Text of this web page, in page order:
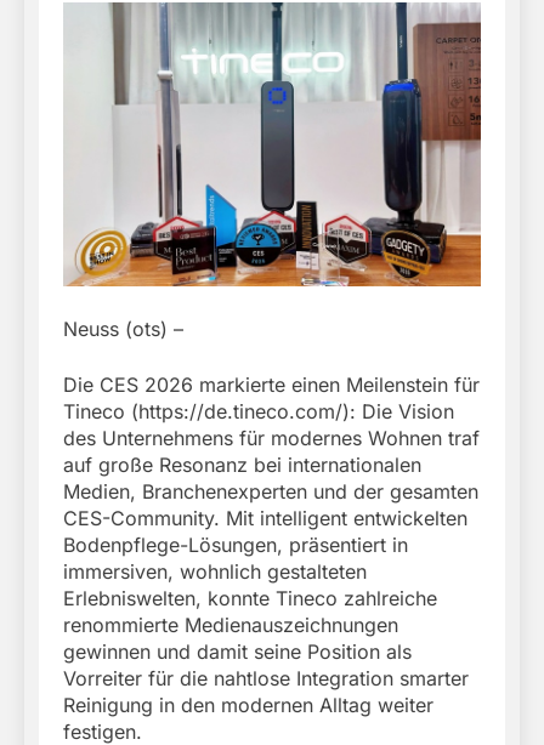
Neuss (ots) –
Die CES 2026 markierte einen Meilenstein für
Tineco (https://de.tineco.com/): Die Vision
des Unternehmens für modernes Wohnen traf
auf große Resonanz bei internationalen
Medien, Branchenexperten und der gesamten
CES-Community. Mit intelligent entwickelten
Bodenpflege-Lösungen, präsentiert in
immersiven, wohnlich gestalteten
Erlebniswelten, konnte Tineco zahlreiche
renommierte Medienauszeichnungen
gewinnen und damit seine Position als
Vorreiter für die nahtlose Integration smarter
Reinigung in den modernen Alltag weiter
festigen.